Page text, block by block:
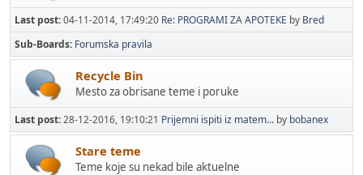
Last post:04-11-2014, 17:49:20 Re: PROGRAMI ZA APOTEKE by Bred
Sub-Boards Forumska pravila
Recycle Bin
Mesto za obrisane teme i poruke
Last post:28-12-2016, 19:10:21 Prijemni ispiti iz matem... by bobanex
Stare teme
Teme koje su nekad bile aktuelne